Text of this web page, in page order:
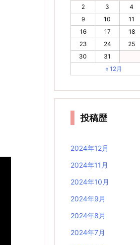
2
3 4
9
10 11
16
17 18
23
24 25
30
31
« 12月
投稿歴
2024年12月
2024年11月
2024年10月
2024年9月
2024年8月
2024年7月